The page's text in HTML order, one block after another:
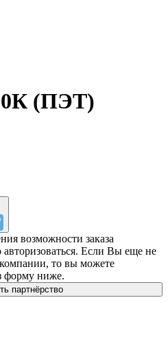
(ПЭТ)
возможности заказа
Если Вы еще не
то вы можете
форму ниже.
партнёрство